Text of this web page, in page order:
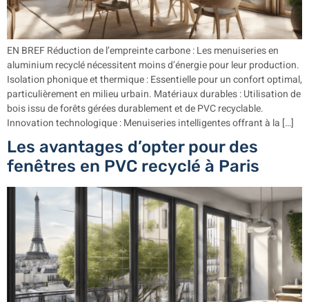
EN BREF Réduction de l’empreinte carbone : Les menuiseries en
aluminium recyclé nécessitent moins d’énergie pour leur production.
Isolation phonique et thermique : Essentielle pour un confort optimal,
particulièrement en milieu urbain. Matériaux durables : Utilisation de
bois issu de forêts gérées durablement et de PVC recyclable.
Innovation technologique : Menuiseries intelligentes offrant à la […]
Les avantages d’opter pour des
fenêtres en PVC recyclé à Paris